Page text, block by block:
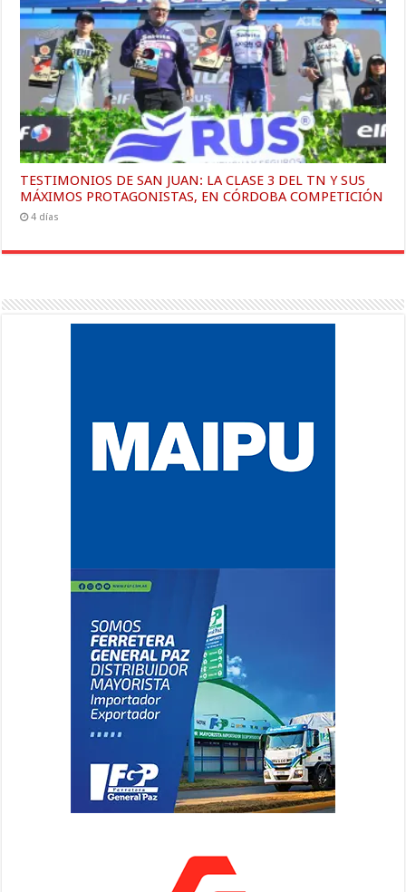
TESTIMONIOS DE SAN JUAN: LA CLASE 3 DEL TN Y SUS
MÁXIMOS PROTAGONISTAS, EN CÓRDOBA COMPETICIÓN
4 días